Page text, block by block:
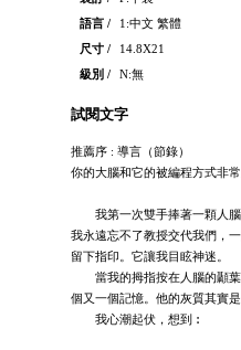
語言 /
1:中文 繁體
尺寸 /
14.8X21
級別 /
N:無
試閱文字
推薦序 : 導言（節錄）
你的大腦和它的被編程方式非
我第一次雙手捧著一顆人腦
我永遠忘不了教授交代我們，
留下指印。它讓我目眩神迷。
當我的拇指按在人腦的顳葉
個又一個記憶。他的灰質其實是
我心潮起伏，想到︰